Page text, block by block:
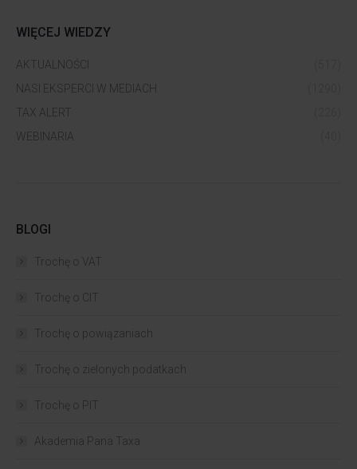
WIĘCEJ WIEDZY
AKTUALNOŚCI
NASI EKSPERCI W MEDIACH
TAX ALERT
WEBINARIA
BLOGI
Trochę o VAT
Trochę o CIT
Trochę o powiązaniach​
Trochę o zielonych podatkach
Trochę o PIT
Akademia Pana Taxa